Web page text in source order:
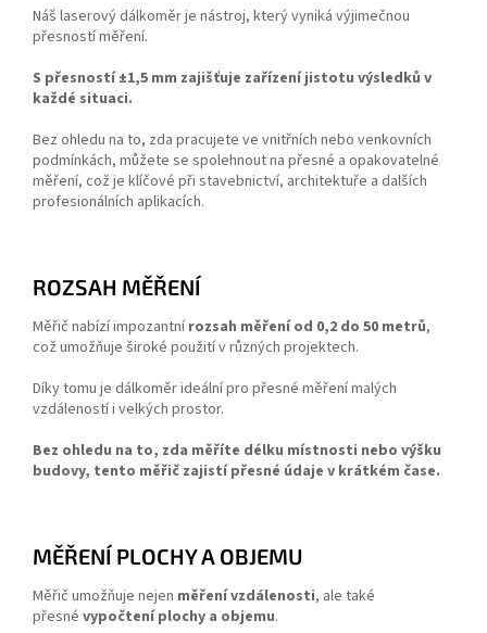
Náš laserový dálkoměr je nástroj, který vyniká výjimečnou
přesností měření.
S přesností ±1,5 mm zajišťuje zařízení jistotu výsledků v
každé situaci.
Bez ohledu na to, zda pracujete ve vnitřních nebo venkovních
podmínkách, můžete se spolehnout na přesné a opakovatelné
měření, což je klíčové při stavebnictví, architektuře a dalších
profesionálních aplikacích.
ROZSAH MĚŘENÍ
Měřič nabízí impozantní rozsah měření od 0,2 do 50 metrů,
což umožňuje široké použití v různých projektech.
Díky tomu je dálkoměr ideální pro přesné měření malých
vzdáleností i velkých prostor.
Bez ohledu na to, zda měříte délku místnosti nebo výšku
budovy, tento měřič zajistí přesné údaje v krátkém čase.
MĚŘENÍ PLOCHY A OBJEMU
Měřič umožňuje nejen měření vzdálenosti, ale také
přesné vypočtení plochy a objemu.